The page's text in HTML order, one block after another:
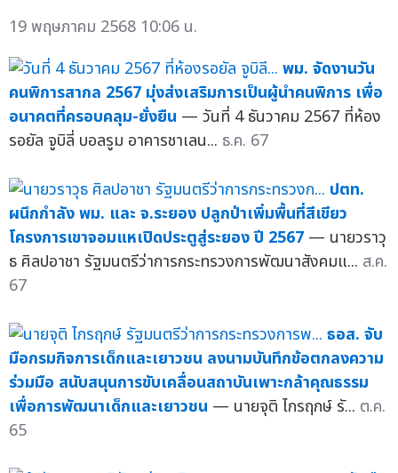
19 พฤษภาคม 2568 10:06 น.
พม. จัดงานวัน
คนพิการสากล 2567 มุ่งส่งเสริมการเป็นผู้นำคนพิการ เพื่อ
อนาคตที่ครอบคลุม-ยั่งยืน — วันที่ 4 ธันวาคม 2567 ที่ห้อง
รอยัล จูบิลี่ บอลรูม อาคารชาเลน... ธ.ค. 67
ปตท.
ผนึกกำลัง พม. และ จ.ระยอง ปลูกป่าเพิ่มพื้นที่สีเขียว
โครงการเขาจอมแหเปิดประตูสู่ระยอง ปี 2567 — นายวราวุ
ธ ศิลปอาชา รัฐมนตรีว่าการกระทรวงการพัฒนาสังคมแ... ส.ค.
67
ธอส. จับ
มือกรมกิจการเด็กและเยาวชน ลงนามบันทึกข้อตกลงความ
ร่วมมือ สนับสนุนการขับเคลื่อนสถาบันเพาะกล้าคุณธรรม
เพื่อการพัฒนาเด็กและเยาวชน — นายจุติ ไกรฤกษ์ รั... ต.ค.
65